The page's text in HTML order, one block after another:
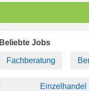
Beliebte Jobs
Fachberatung
Einzelhandel